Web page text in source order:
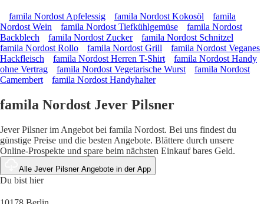
famila Nordost Apfelessig famila Nordost Kokosöl
famila
Nordost Wein
famila Nordost Tiefkühlgemüse
famila Nordost
Backblech
famila Nordost Zucker
famila Nordost Schnitzel
famila Nordost Rollo
famila Nordost Grill
famila Nordost Veganes
Hackfleisch
famila Nordost Herren T-Shirt
famila Nordost Handy
ohne Vertrag
famila Nordost Vegetarische Wurst
famila Nordost
Camembert
famila Nordost Handyhalter
famila Nordost Jever Pilsner
Jever Pilsner im Angebot bei famila Nordost. Bei uns findest du
günstige Preise und die besten Angebote. Blättere durch unsere
Online-Prospekte und spare beim nächsten Einkauf bares Geld.
Alle Jever Pilsner Angebote in der App
Du bist hier